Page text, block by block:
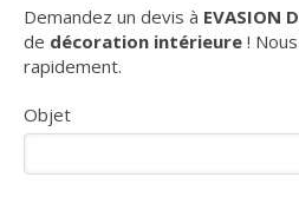
Demandez un devis à EVASION
de décoration intérieure !
rapidement.
Objet